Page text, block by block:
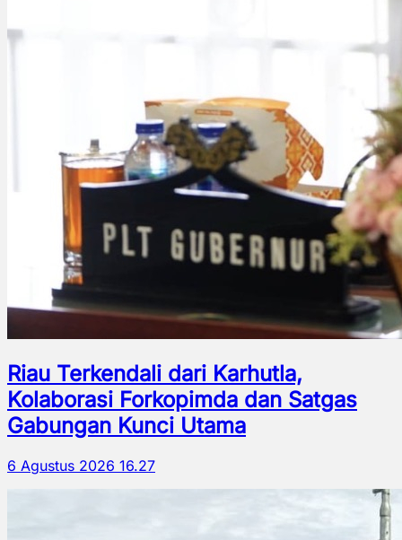
Riau Terkendali dari Karhutla,
Kolaborasi Forkopimda dan Satgas
Gabungan Kunci Utama
6 Agustus 2026 16.27